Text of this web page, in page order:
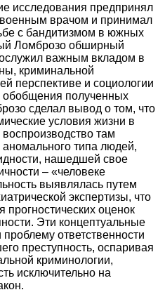
исследования предпринял
врачом и принимал
с бандитизмом в южных
Ломброзо обширный
важным вкладом в
криминальной
перспективе и социологии
обобщения полученных
сделал вывод о том, что
условия жизни в
там
аномального типа людей,
нашедшей свое
– «человеке
выявлялась путем
экспертизы, что
оценок
Эти концептуальные
ответственности
преступность, оспаривая
криминологии,
исключительно на